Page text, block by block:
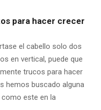
para hacer crecer
el cabello solo dos
en vertical, puede que
trucos para hacer
hemos buscado alguna
este en la